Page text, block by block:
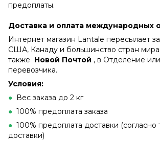
предоплаты.
Доставка и оплата международных
Интернет магазин Lantale пересылает
США, Канаду и большинство стран мира
также Новой Почтой , в Отделение
перевозчика.
Условия:
● Вес заказа до 2 кг
● 100% предоплата заказа
● 100% предоплата доставки
доставки)